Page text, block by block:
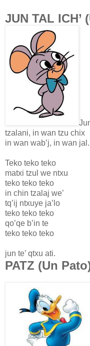
JUN TAL ICH’
tzalani, in wan tzu chix
in wan wab’j, in wan jal.
Teko teko teko
matxi tzul we ntxu
teko teko teko
in chin tzalaj we’
tq’ij ntxuye ja’lo
teko teko teko
qo’qe b’in te
teko teko teko
jun te’ qtxu ati.
PATZ (Un